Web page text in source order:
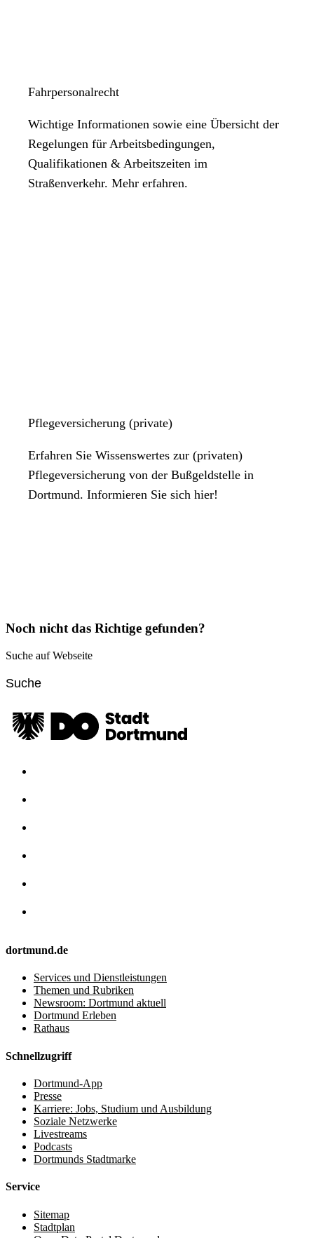
Fahrpersonalrecht
Wichtige Informationen sowie eine Übersicht der
Regelungen für Arbeitsbedingungen,
Qualifikationen & Arbeitszeiten im
Straßenverkehr. Mehr erfahren.
Pflegeversicherung (private)
Erfahren Sie Wissenswertes zur (privaten)
Pflegeversicherung von der Bußgeldstelle in
Dortmund. Informieren Sie sich hier!
Noch nicht das Richtige gefunden?
Suche auf Webseite
dortmund.de
Services und Dienstleistungen
Themen und Rubriken
Newsroom: Dortmund aktuell
Dortmund Erleben
Rathaus
Schnellzugriff
Dortmund-App
Presse
Karriere: Jobs, Studium und Ausbildung
Soziale Netzwerke
Livestreams
Podcasts
Dortmunds Stadtmarke
Service
Sitemap
Stadtplan